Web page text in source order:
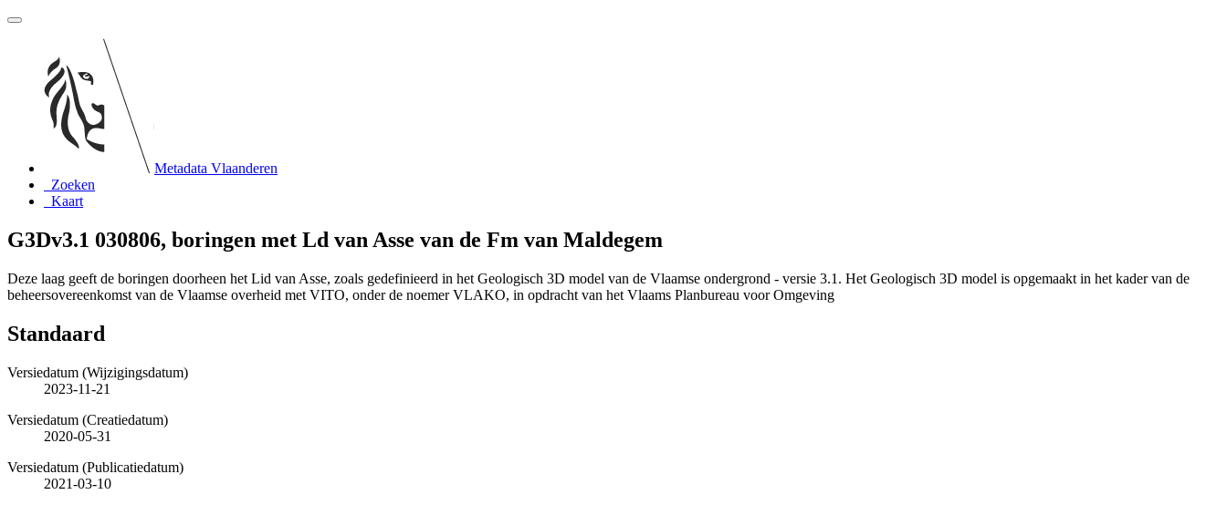
Metadata Vlaanderen
Zoeken
Kaart
G3Dv3.1 030806, boringen met Ld van Asse van de Fm van Maldegem
Deze laag geeft de boringen doorheen het Lid van Asse, zoals gedefinieerd in het Geologisch 3D model van de Vlaamse ondergrond - versie 3.1. Het Geologisch 3D model is opgemaakt in het kader van de
beheersovereenkomst van de Vlaamse overheid met VITO, onder de noemer VLAKO, in opdracht van het Vlaams Planbureau voor Omgeving
Standaard
Versiedatum (Wijzigingsdatum)
2023-11-21
Versiedatum (Creatiedatum)
2020-05-31
Versiedatum (Publicatiedatum)
2021-03-10